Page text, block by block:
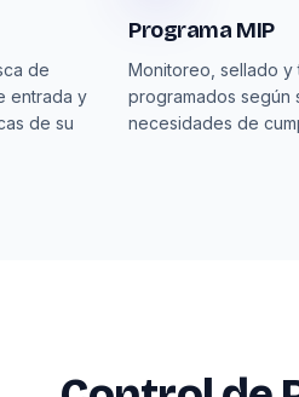
de
entrada y
de su
Programa MIP
Monitoreo, sellado y
programados según
necesidades de